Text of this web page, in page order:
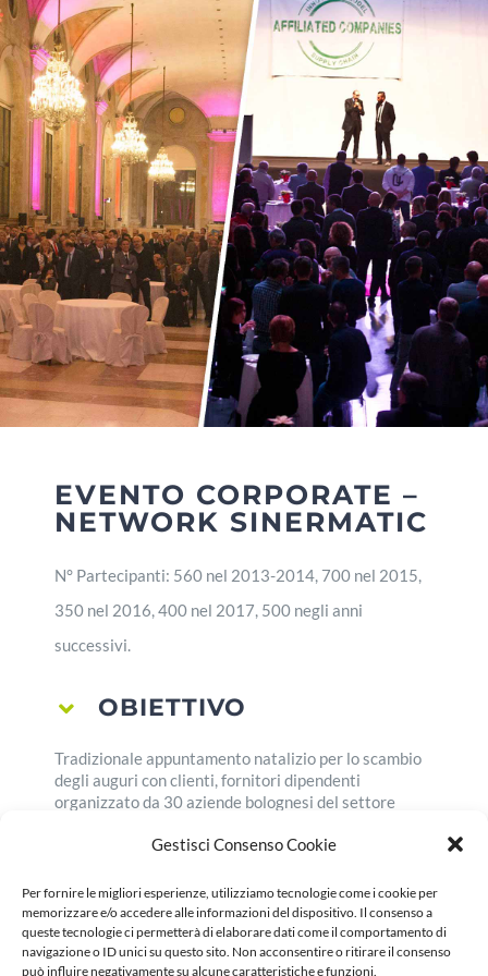
Gestisci Consenso Cookie
Per fornire le migliori esperienze, utilizziamo tecnologie come i cookie per
memorizzare e/o accedere alle informazioni del dispositivo. Il consenso a
queste tecnologie ci permetterà di elaborare dati come il comportamento di
navigazione o ID unici su questo sito. Non acconsentire o ritirare il consenso
può influire negativamente su alcune caratteristiche e funzioni.
Chi siamo
Portfolio clienti
Servizi
Cosa facciamo
Contatti
EVENTO CORPORATE –
NETWORK SINERMATIC
N° Partecipanti: 560 nel 2013-2014, 700 nel 2015,
350 nel 2016, 400 nel 2017, 500 negli anni
successivi.
OBIETTIVO
Tradizionale appuntamento natalizio per lo scambio
degli auguri con clienti, fornitori dipendenti
organizzato da 30 aziende bolognesi del settore
STRATEGIA